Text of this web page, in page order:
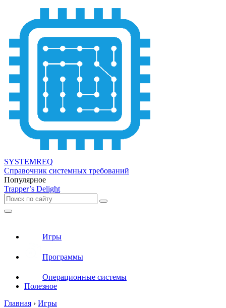
SYSTEMREQ
Справочник системных требований
Популярное
Trapper’s Delight
Игры
Программы
Операционные системы
Полезное
Главная › Игры